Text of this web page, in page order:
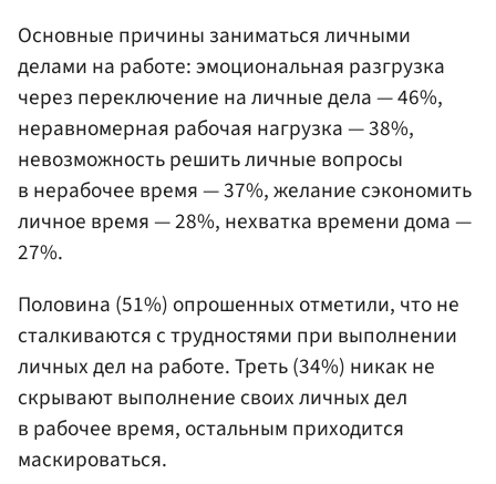
Основные причины заниматься личными
делами на работе: эмоциональная разгрузка
через переключение на личные дела — 46%,
неравномерная рабочая нагрузка — 38%,
невозможность решить личные вопросы
в нерабочее время — 37%, желание сэкономить
личное время — 28%, нехватка времени дома —
27%.
Половина (51%) опрошенных отметили, что не
сталкиваются с трудностями при выполнении
личных дел на работе. Треть (34%) никак не
скрывают выполнение своих личных дел
в рабочее время, остальным приходится
маскироваться.